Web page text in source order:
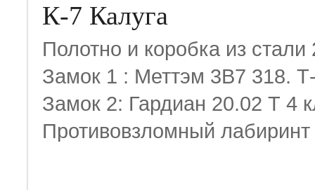
К-7 Калуга
Полотно и коробка из
Замок 1 : Меттэм 3В7 318.
Замок 2: Гардиан 20.02 Т 4
Противовзломный лабиринт